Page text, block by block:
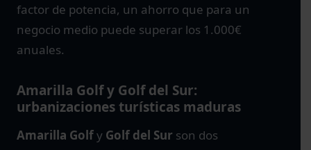
factor de potencia, un ahorro que para un
negocio medio puede superar los 1.000€
anuales.
Amarilla Golf y Golf del Sur:
urbanizaciones turísticas maduras
Amarilla Golfy Golf del Sur son dos